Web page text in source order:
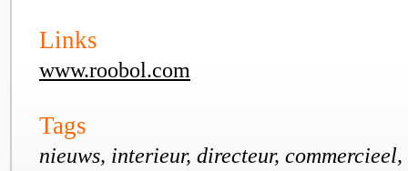
Links
www.roobol.com
Tags
nieuws, interieur, directeur,